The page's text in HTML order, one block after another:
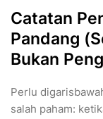
Catatan
Pandang
Bukan
​Perlu
salah paham: